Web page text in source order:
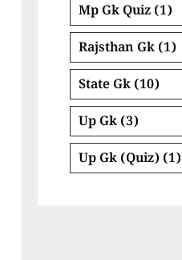
Mp Gk Quiz (1)
Rajsthan Gk (1)
State Gk (10)
Up Gk (3)
Up Gk (Quiz) (1)